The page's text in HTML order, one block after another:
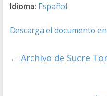
Idioma: Español
Descarga el documento
← Archivo de Sucre